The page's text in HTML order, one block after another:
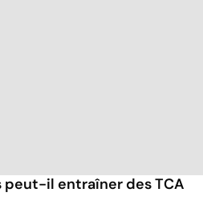
peut-il entraîner des TCA